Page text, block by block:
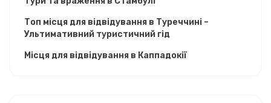
Топ місця для відвідування в Туреччині –
Ультимативний туристичний гід
Місця для відвідування в Каппадокії